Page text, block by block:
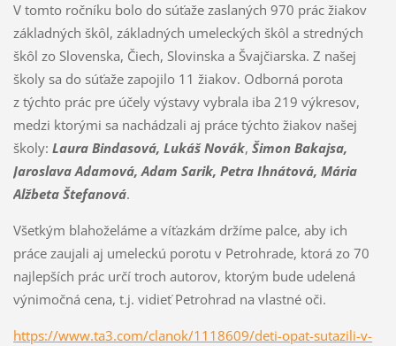
V tomto ročníku bolo do súťaže zaslaných 970 prác žiakov
základných škôl, základných umeleckých škôl a stredných
škôl zo Slovenska, Čiech, Slovinska a Švajčiarska. Z našej
školy sa do súťaže zapojilo 11 žiakov. Odborná porota
z týchto prác pre účely výstavy vybrala iba 219 výkresov,
medzi ktorými sa nachádzali aj práce týchto žiakov našej
školy: Laura Bindasová, Lukáš Novák, Šimon Bakajsa,
Jaroslava Adamová, Adam Sarik, Petra Ihnátová, Mária
Alžbeta Štefanová.
Všetkým blahoželáme a víťazkám držíme palce, aby ich
práce zaujali aj umeleckú porotu v Petrohrade, ktorá zo 70
najlepších prác určí troch autorov, ktorým bude udelená
výnimočná cena, t.j. vidieť Petrohrad na vlastné oči.
https://www.ta3.com/clanok/1118609/deti-opat-sutazili-v-